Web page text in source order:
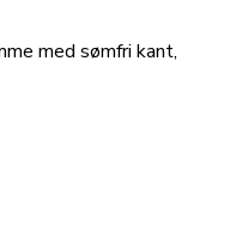
med sømfri kant,